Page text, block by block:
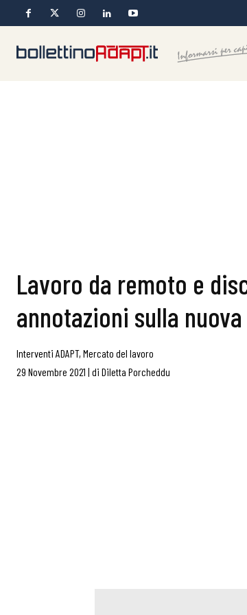
Lavoro da remoto e
annotazioni sulla
Interventi ADAPT, Mercato del lavoro
29 Novembre 2021 | di Diletta Porcheddu